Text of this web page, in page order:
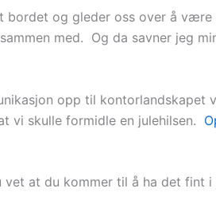
og gleder oss over å være
med. Og da savner jeg
opp til kontorlandskapet
vi skulle formidle en julehilsen.
at du kommer til å ha det fint